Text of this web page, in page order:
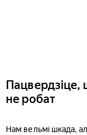
Пацвердзіце,
не робат
Нам вельмі шкада,